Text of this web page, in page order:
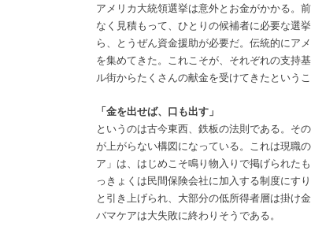
アメリカ大統領選挙は意外とお金がかかる。
なく見積もって、ひとりの候補者に必要な選
ら、とうぜん資金援助が必要だ。伝統的にア
を集めてきた。これこそが、それぞれの支持
ル街からたくさんの献金を受けてきたというこ
「金を出せば、口も出す」
というのは古今東西、鉄板の法則である。そ
が上がらない構図になっている。これは現職
ア」は、はじめこそ鳴り物入りで掲げられた
っきょくは民間保険会社に加入する制度にす
と引き上げられ、大部分の低所得者層は掛け
バマケアは大失敗に終わりそうである。